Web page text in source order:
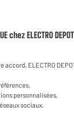
chez ELECTRO DEPOT
ELECTRO
personnalisées,
sociaux,